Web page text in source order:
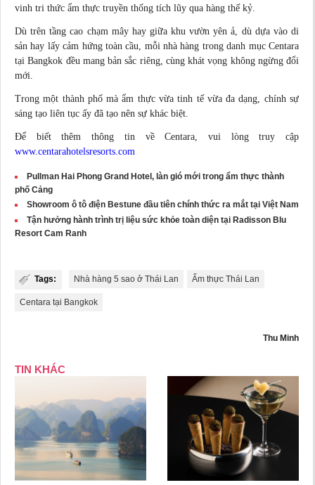
vinh tri thức ẩm thực truyền thống tích lũy qua hàng thế kỷ.
Dù trên tầng cao chạm mây hay giữa khu vườn yên ả, dù dựa vào di
sản hay lấy cảm hứng toàn cầu, mỗi nhà hàng trong danh mục Centara
tại Bangkok đều mang bản sắc riêng, cùng khát vọng không ngừng đổi
mới.
Trong một thành phố mà ẩm thực vừa tinh tế vừa đa dạng, chính sự
sáng tạo liên tục ấy đã tạo nên sự khác biệt.
Để biết thêm thông tin về Centara, vui lòng truy cập
www.centarahotelsresorts.com
Pullman Hai Phong Grand Hotel, làn gió mới trong ẩm thực thành
phố Cảng
Showroom ô tô điện Bestune đầu tiên chính thức ra mắt tại Việt Nam
Tận hưởng hành trình trị liệu sức khỏe toàn diện tại Radisson Blu
Resort Cam Ranh
Tags: Nhà hàng 5 sao ở Thái Lan Ẩm thực Thái Lan
Centara tại Bangkok
Thu Minh
TIN KHÁC